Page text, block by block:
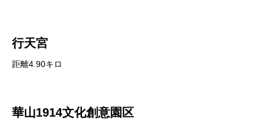
行天宮
距離4.90キロ
華山1914文化創意園区